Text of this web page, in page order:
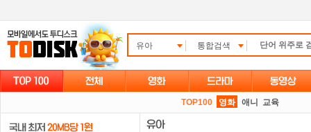
유아 통합검색
TOP100 영화 애니 교육